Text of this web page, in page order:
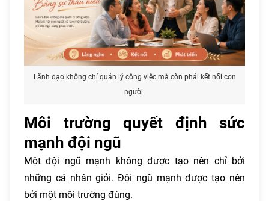
Lãnh đạo không chỉ quản lý công việc mà còn phải kết nối con
người.
Môi trường quyết định sức
mạnh đội ngũ
Một đội ngũ mạnh không được tạo nên chỉ bởi
những cá nhân giỏi. Đội ngũ mạnh được tạo nên
bởi một môi trường đúng.